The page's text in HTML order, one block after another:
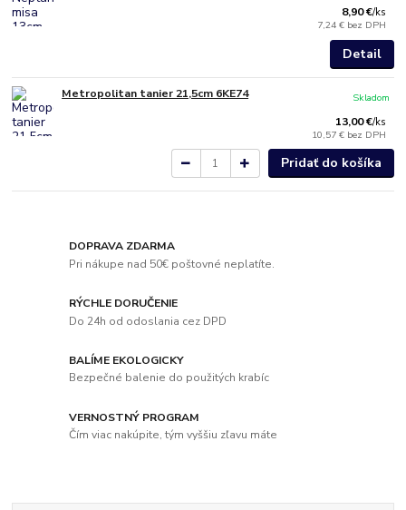
8,90 €/ks
7,24 € bez DPH
Detail
Metropolitan tanier 21,5cm 6KE74
13,00 €/ks
10,57 € bez DPH
Skladom
Pridať do košíka
DOPRAVA ZDARMA
Pri nákupe nad 50€ poštovné neplatíte.
RÝCHLE DORUČENIE
Do 24h od odoslania cez DPD
BALÍME EKOLOGICKY
Bezpečné balenie do použitých krabíc
VERNOSTNÝ PROGRAM
Čím viac nakúpite, tým vyššiu zľavu máte